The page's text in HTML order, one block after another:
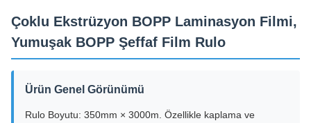
Çoklu Ekstrüzyon BOPP Laminasyon Filmi,
Yumuşak BOPP Şeffaf Film Rulo
Ürün Genel Görünümü
Rulo Boyutu: 350mm × 3000m. Özellikle kaplama ve